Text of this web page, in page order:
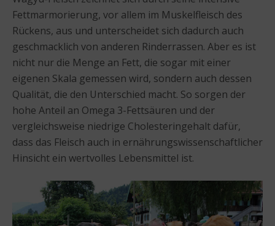
Fettmarmorierung, vor allem im Muskelfleisch des
Rückens, aus und unterscheidet sich dadurch auch
geschmacklich von anderen Rinderrassen. Aber es ist
nicht nur die Menge an Fett, die sogar mit einer
eigenen Skala gemessen wird, sondern auch dessen
Qualität, die den Unterschied macht. So sorgen der
hohe Anteil an Omega 3-Fettsäuren und der
vergleichsweise niedrige Cholesteringehalt dafür,
dass das Fleisch auch in ernährungswissenschaftlicher
Hinsicht ein wertvolles Lebensmittel ist.